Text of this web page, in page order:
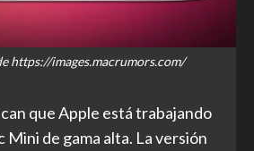
https://images.macrumors.com/
que Apple está trabajando
Mini de gama alta. La versión